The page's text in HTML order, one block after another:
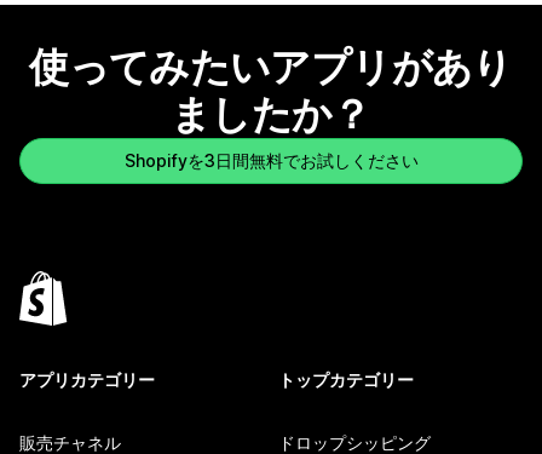
使ってみたいアプリがあり
ましたか？
Shopifyを3日間無料でお試しください
アプリカテゴリー
販売チャネル
トップカテゴリー
ドロップシッピング